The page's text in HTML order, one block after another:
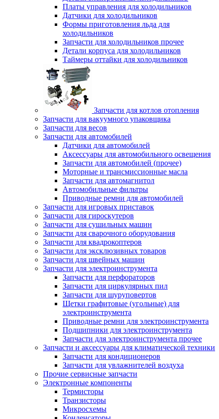
Платы управления для холодильников
Датчики для холодильников
Формы приготовления льда для
холодильников
Запчасти для холодильников прочее
Детали корпуса для холодильников
Таймеры оттайки для холодильников
Запчасти для котлов отопления
Запчасти для вакуумного упаковщика
Запчасти для весов
Запчасти для автомобилей
Датчики для автомобилей
Аксессуары для автомобильного освещения
Запчасти для автомобилей (прочее)
Моторные и трансмиссионные масла
Запчасти для автомагнитол
Автомобильные фильтры
Приводные ремни для автомобилей
Запчасти для игровых приставок
Запчасти для гироскутеров
Запчасти для сушильных машин
Запчасти для сварочного оборудования
Запчасти для квадрокоптеров
Запчасти для эксклюзивных товаров
Запчасти для швейных машин
Запчасти для электроинструмента
Запчасти для перфораторов
Запчасти для циркулярных пил
Запчасти для шуруповертов
Щетки графитовые (угольные) для
электроинструмента
Приводные ремни для электроинструмента
Подшипники для электроинструмента
Запчасти для электроинструмента прочее
Запчасти и аксессуары для климатической техники
Запчасти для кондиционеров
Запчасти для увлажнителей воздуха
Прочие сервисные запчасти
Электронные компоненты
Термисторы
Транзисторы
Микросхемы